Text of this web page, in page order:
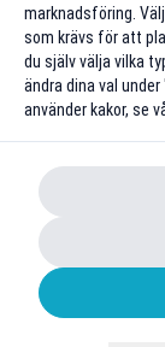
marknadsföring.
som krävs för att
du själv välja vilka
ändra dina val
använder kakor, se